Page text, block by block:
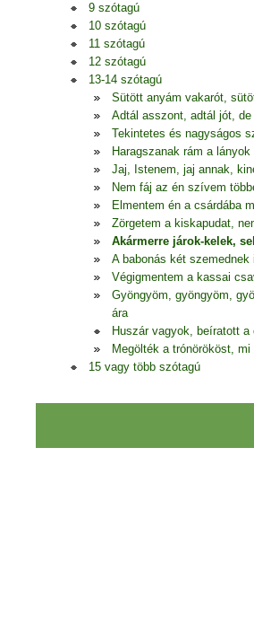
9 szótagú
10 szótagú
11 szótagú
12 szótagú
13-14 szótagú
Sütött anyám vakarót,
Adtál asszont, adtál jót,
Tekintetes és nagyságos
Haragszanak rám a
Jaj, Istenem, jaj annak,
Nem fáj az én szívem
Elmentem én a csárdába
Zörgetem a kiskapudat,
Akármerre járok-kelek,
A babonás két szemednek
Végigmentem a kassai
Gyöngyöm, gyöngyöm,
ára
Huszár vagyok, beíratott
Megölték a trónörököst,
15 vagy több szótagú